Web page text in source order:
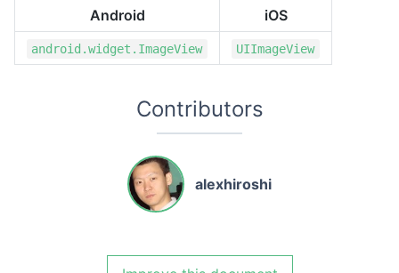
Android iOS
android.widget.ImageView UIImageView
Contributors
alexhiroshi